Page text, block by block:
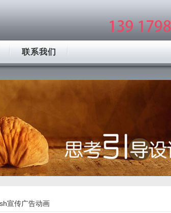
联系我们
宣传广告动画